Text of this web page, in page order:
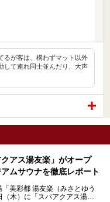
るが客は、構わずマット以外
して連れ同士並んだり、大声
アス湯友楽」がオープ
ムサウナを徹底レポート
美彩都 湯友楽（みさとゆう
木）に「スパアクアス湯友